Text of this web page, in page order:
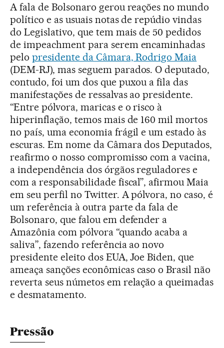
A fala de Bolsonaro gerou reações no mundo
político e as usuais notas de repúdio vindas
do Legislativo, que tem mais de 50 pedidos
de impeachment para serem encaminhadas
pelo presidente da Câmara, Rodrigo Maia
(DEM-RJ), mas seguem parados. O deputado,
contudo, foi um dos que puxou a fila das
manifestações de ressalvas ao presidente.
“Entre pólvora, maricas e o risco à
hiperinflação, temos mais de 160 mil mortos
no país, uma economia frágil e um estado às
escuras. Em nome da Câmara dos Deputados,
reafirmo o nosso compromisso com a vacina,
a independência dos órgãos reguladores e
com a responsabilidade fiscal”, afirmou Maia
em seu perfil no Twitter. A pólvora, no caso, é
um referência à outra parte da fala de
Bolsonaro, que falou em defender a
Amazônia com pólvora “quando acaba a
saliva”, fazendo referência ao novo
presidente eleito dos EUA, Joe Biden, que
ameaça sanções econômicas caso o Brasil não
reverta seus númetos em relação a queimadas
e desmatamento.
Pressão